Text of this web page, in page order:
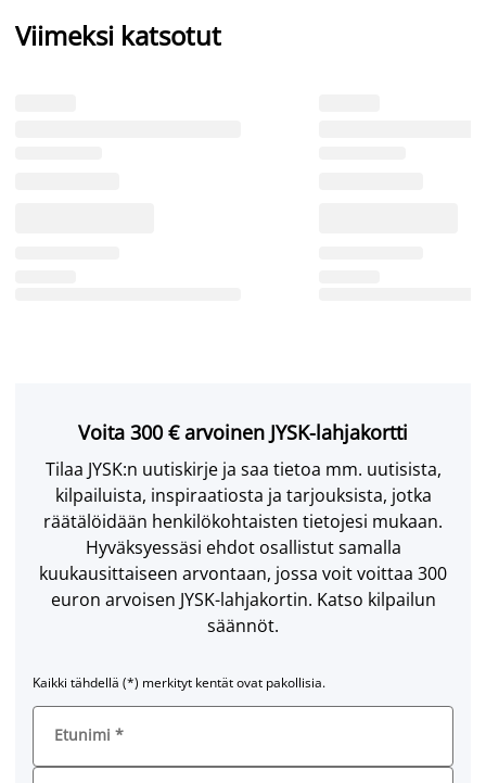
Viimeksi katsotut
Voita 300 € arvoinen JYSK-lahjakortti
Tilaa JYSK:n uutiskirje ja saa tietoa mm. uutisista,
kilpailuista, inspiraatiosta ja tarjouksista, jotka
räätälöidään henkilökohtaisten tietojesi mukaan.
Hyväksyessäsi ehdot osallistut samalla
kuukausittaiseen arvontaan, jossa voit voittaa 300
euron arvoisen JYSK-lahjakortin. Katso kilpailun
säännöt.
Kaikki tähdellä (*) merkityt kentät ovat pakollisia.
Etunimi *